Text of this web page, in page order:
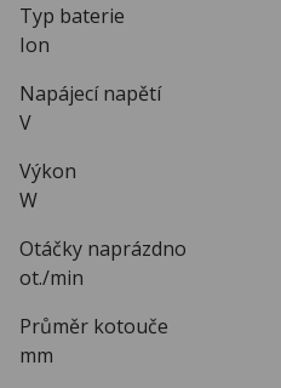
Typ
Ion
Napájecí
V
W
Otáčky
ot./min
Průměr
mm